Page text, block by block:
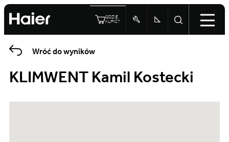
GDZIE
KUPIĆ?
Wróć do wyników
KLIMWENT Kamil Kostecki